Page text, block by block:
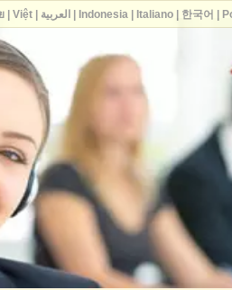
| Việt| العربية Indonesia| Italiano| 한국어